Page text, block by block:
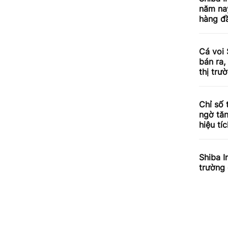
năm
hàng
Cá voi
bán
thị
Chỉ số
ngờ
hiệu
Shiba
trường